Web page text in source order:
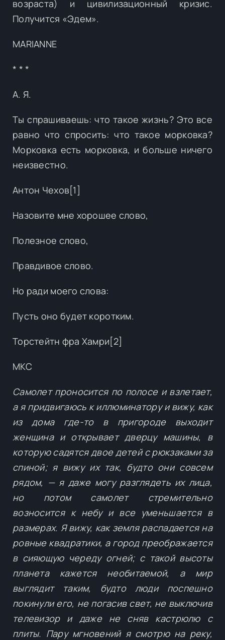
возраста) и цивилизационный кризис.
Получится «Эдем».
MARIANNE
* * *
А. Я.
Ты спрашиваешь: что такое жизнь? Это все
равно что спросить: что такое морковка?
Морковка есть морковка, и больше ничего
неизвестно.
Антон Чехов[1]
Назовите мне хорошее слово,
Полезное слово,
Правдивое слово.
Но ради моего слова:
Пусть оно будет коротким.
Торстейтн фра Хамри[2]
МКС
Самолет проносится по полосе и взлетает,
а я придвигаюсь к иллюминатору и вижу, как
из дома где-то в пригороде выходит
женщина и открывает дверцу машины, в
которую садятся двое детей с рюкзаками за
спиной; я вижу их так, будто они совсем
рядом, — я даже могу разглядеть их лица,
но потом самолет стремительно
возносится к небу и все уменьшается в
размерах. Я вижу, как земля распадается на
ровные квадратики, а город преображается
в сияющую череду огней; с такой высоты
планета кажется необитаемой, а мир
выглядит таким, будто люди поспешно
покинули его, не погасив свет, не выключив
телевизор и даже не сняв кастрюлю с
плиты. Пару мгновений я смотрю на реку,